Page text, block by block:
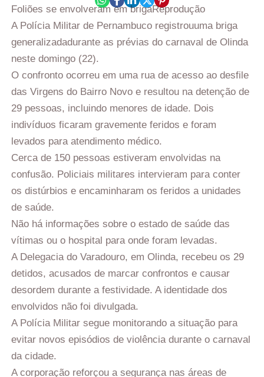
Foliões se envolveram em brigaReprodução
A Polícia Militar de Pernambuco registrouuma briga
generalizadadurante as prévias do carnaval de Olinda
neste domingo (22).
O confronto ocorreu em uma rua de acesso ao desfile
das Virgens do Bairro Novo e resultou na detenção de
29 pessoas, incluindo menores de idade. Dois
indivíduos ficaram gravemente feridos e foram
levados para atendimento médico.
Cerca de 150 pessoas estiveram envolvidas na
confusão. Policiais militares intervieram para conter
os distúrbios e encaminharam os feridos a unidades
de saúde.
Não há informações sobre o estado de saúde das
vítimas ou o hospital para onde foram levadas.
A Delegacia do Varadouro, em Olinda, recebeu os 29
detidos, acusados de marcar confrontos e causar
desordem durante a festividade. A identidade dos
envolvidos não foi divulgada.
A Polícia Militar segue monitorando a situação para
evitar novos episódios de violência durante o carnaval
da cidade.
A corporação reforçou a segurança nas áreas de